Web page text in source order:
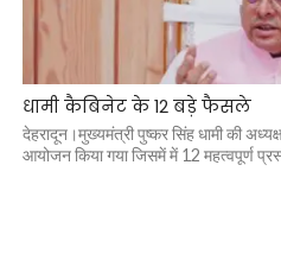
धामी कैबिनेट के 12 बड़े फैसले
देहरादून।मुख्यमंत्री पुष्कर सिंह धामी की
आयोजन किया गया जिसमें में 12 महत्वपूर्ण